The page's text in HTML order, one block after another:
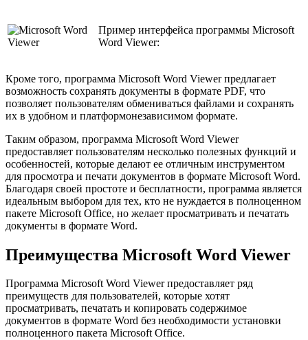
Пример интерфейса программы Microsoft
Word Viewer:
Кроме того, программа Microsoft Word Viewer предлагает
возможность сохранять документы в формате PDF, что
позволяет пользователям обмениваться файлами и сохранять
их в удобном и платформонезависимом формате.
Таким образом, программа Microsoft Word Viewer
предоставляет пользователям несколько полезных функций и
особенностей, которые делают ее отличным инструментом
для просмотра и печати документов в формате Microsoft Word.
Благодаря своей простоте и бесплатности, программа является
идеальным выбором для тех, кто не нуждается в полноценном
пакете Microsoft Office, но желает просматривать и печатать
документы в формате Word.
Преимущества Microsoft Word Viewer
Программа Microsoft Word Viewer предоставляет ряд
преимуществ для пользователей, которые хотят
просматривать, печатать и копировать содержимое
документов в формате Word без необходимости установки
полноценного пакета Microsoft Office.